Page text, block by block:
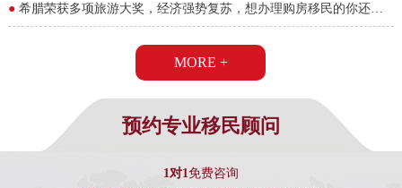
●希腊荣获多项旅游大奖，经济强势复苏，想办理购房移民的你还在
观望吗？
MORE +
预约专业移民顾问
1对1免费咨询